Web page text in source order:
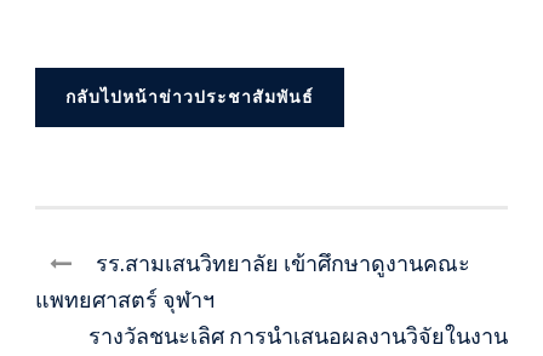
กลับไปหน้าข่าวประชาสัมพันธ์
รร.สามเสนวิทยาลัย เข้าศึกษาดูงานคณะ
แพทยศาสตร์ จุฬาฯ
รางวัลชนะเลิศ การนำเสนอผลงานวิจัยในงาน